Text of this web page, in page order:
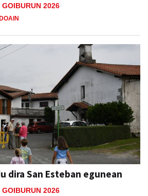
2026
dira San Esteban egunean
2026